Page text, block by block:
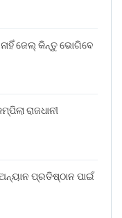
ଜେଲ୍ କିନ୍ତୁ ଭୋଗିବେ
ରାଜଧାନୀ
ପ୍ରତିଷ୍ଠାନ ପାଇଁ